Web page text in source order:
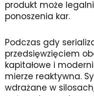
produkt może
ponoszenia kar.
Podczas gdy
przedsięwzięciem
kapitałowe i
mierze reaktywna.
wdrażane w